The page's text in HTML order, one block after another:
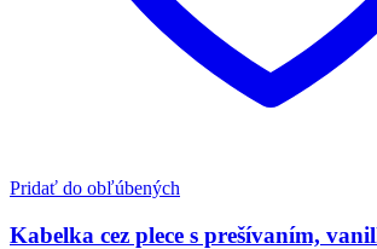
Pridať do obľúbených
Kabelka cez plece s prešívaním,